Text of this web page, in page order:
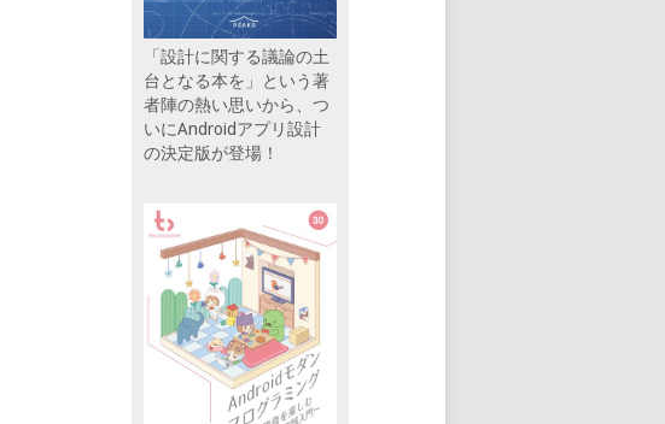
「設計に関する議論の土
台となる本を」という著
者陣の熱い思いから、つ
いにAndroidアプリ設計
の決定版が登場！